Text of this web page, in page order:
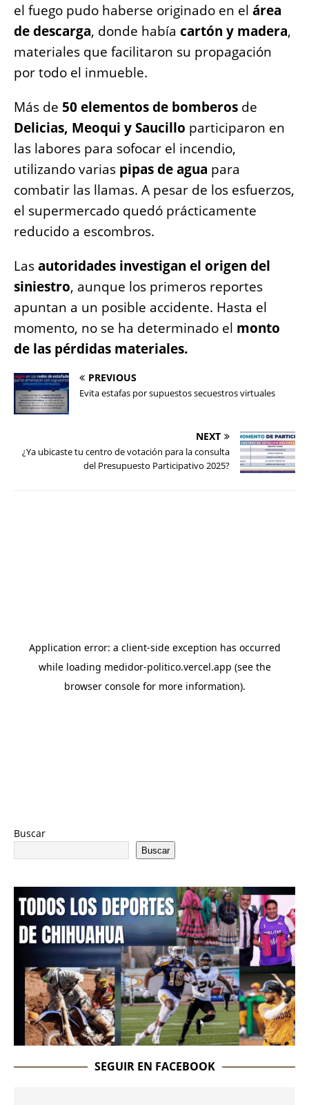
el fuego pudo haberse originado en el área
de descarga, donde había cartón y madera,
materiales que facilitaron su propagación
por todo el inmueble.
Más de 50 elementos de bomberos de
Delicias, Meoqui y Saucillo participaron en
las labores para sofocar el incendio,
utilizando varias pipas de agua para
combatir las llamas. A pesar de los esfuerzos,
el supermercado quedó prácticamente
reducido a escombros.
Lasautoridades investigan el origen del
siniestro, aunque los primeros reportes
apuntan a un posible accidente. Hasta el
momento, no se ha determinado el monto
de las pérdidas materiales.
PREVIOUS
Evita estafas por supuestos secuestros virtuales
NEXT
¿Ya ubicaste tu centro de votación para la consulta
del Presupuesto Participativo 2025?
Buscar
Buscar
SEGUIR EN FACEBOOK